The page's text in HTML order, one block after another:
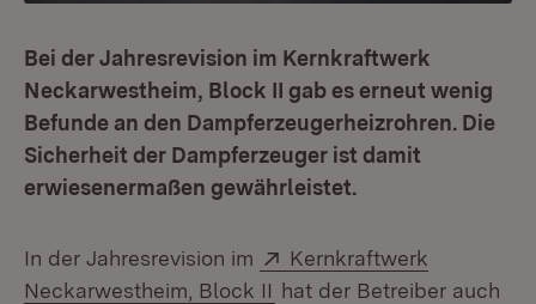
Bei der Jahresrevision im Kernkraftwerk
Neckarwestheim, Block II gab es erneut wenig
Befunde an den Dampferzeugerheizrohren. Die
Sicherheit der Dampferzeuger ist damit
erwiesenermaßen gewährleistet.
In der Jahresrevision im Extern:
Kernkraftwerk
Neckarwestheim, Block II (Öffnet in neuem Fenster)
hat der Betreiber auch